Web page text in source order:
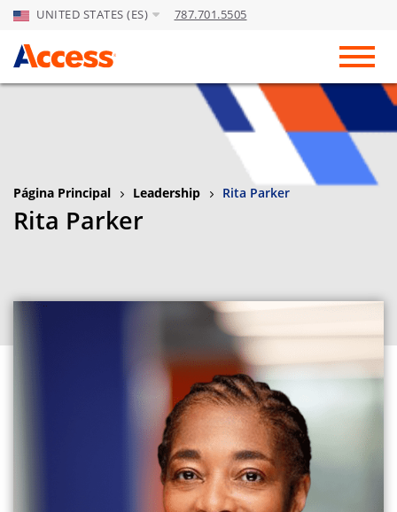
Skip to Main Content
UNITED STATES (ES) 787.701.5505
Página Principal Leadership Rita Parker
Rita Parker